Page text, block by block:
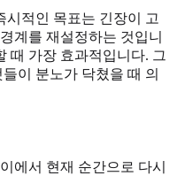
시적인 목표는 긴장이 고
계를 재설정하는 것입니
때 가장 효과적입니다. 그
이 분노가 닥쳤을 때 의
에서 현재 순간으로 다시